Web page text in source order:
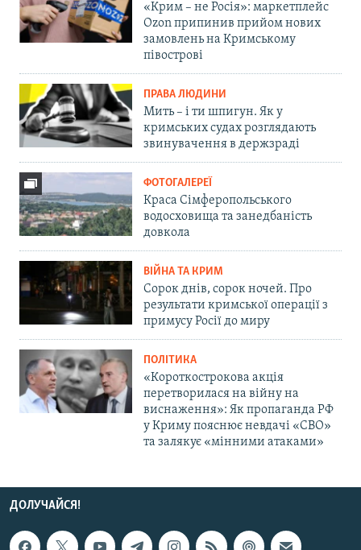
«Крим – не Росія»: маркетплейс
Ozon припинив прийом нових
замовлень на Кримському
півострові
ПРАВА ЛЮДИНИ
Мить – і ти шпигун. Як у
кримських судах розглядають
звинувачення в держзраді
ФОТОГАЛЕРЕЇ
Краса Сімферопольського
водосховища та занедбаність
довкола
ВІЙНА ТА КРИМ
Сорок днів, сорок ночей. Про
результати кримської операції з
примусу Росії до миру
ПОЛІТИКА
«Короткострокова акція
перетворилася на війну на
виснаження»: Як пропаганда РФ
у Криму пояснює невдачі «СВО»
та залякує «мінними атаками»
ДОЛУЧАЙСЯ!